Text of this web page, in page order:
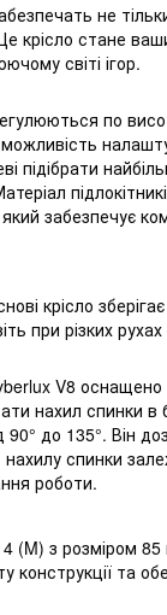
не
крісло стане
світі ігор.
по
підібрати
забезпечує
крісло
при різких
V8
нахил спинки в
90° до 135°. Він
нахилу спинки
роботи.
(M) з розміром
конструкції та